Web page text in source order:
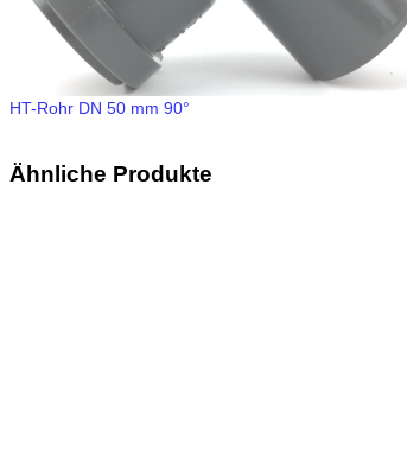
HT-Rohr DN 50 mm 90°
Ähnliche Produkte